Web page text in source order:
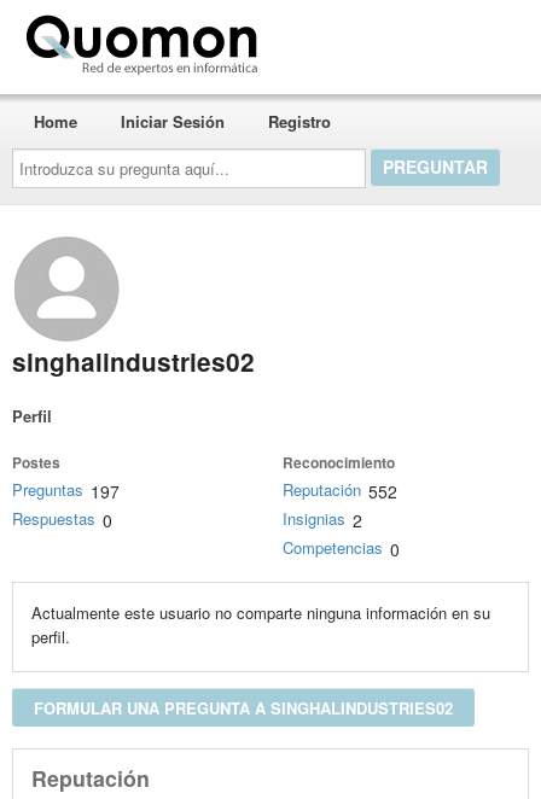
Introduzca
su
pregunta
aquí...
Home Iniciar Sesión Registro
singhalindustries02
Perfil
Postes
Preguntas 197
Respuestas 0
Reconocimiento
Reputación 552
Insignias 2
Competencias 0
Actualmente este usuario no comparte ninguna información en su
perfil.
FORMULAR UNA PREGUNTA A SINGHALINDUSTRIES02
Reputación